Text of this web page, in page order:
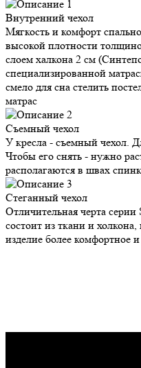
Внутренний чехол
Мягкость и комфорт
высокой плотности
слоем халкона 2 см
специализированной
смело для сна стелить
матрас
Съемный чехол
У кресла - съемный чехол.
Чтобы его снять - нужно
располагаются в швах
Стеганный чехол
Отличительная черта
состоит из ткани и
изделие более комфортное